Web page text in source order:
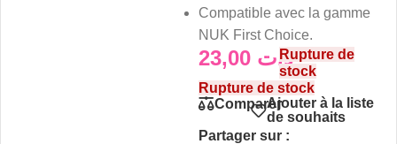
Compatible avec la gamme
NUK First Choice.
د.تRupture de
stock
Rupture de stock
ComparerAjouter à la liste
de souhaits
Partager sur :